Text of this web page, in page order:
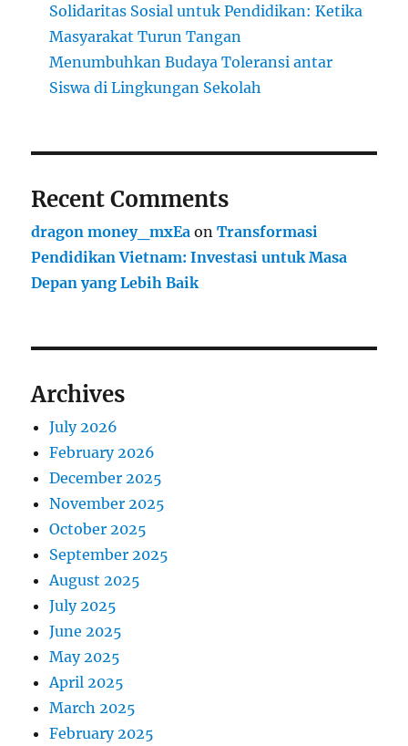
Solidaritas Sosial untuk Pendidikan: Ketika
Masyarakat Turun Tangan
Menumbuhkan Budaya Toleransi antar
Siswa di Lingkungan Sekolah
Recent Comments
dragon money_mxEa onTransformasi
Pendidikan Vietnam: Investasi untuk Masa
Depan yang Lebih Baik
Archives
July 2026
February 2026
December 2025
November 2025
October 2025
September 2025
August 2025
July 2025
June 2025
May 2025
April 2025
March 2025
February 2025